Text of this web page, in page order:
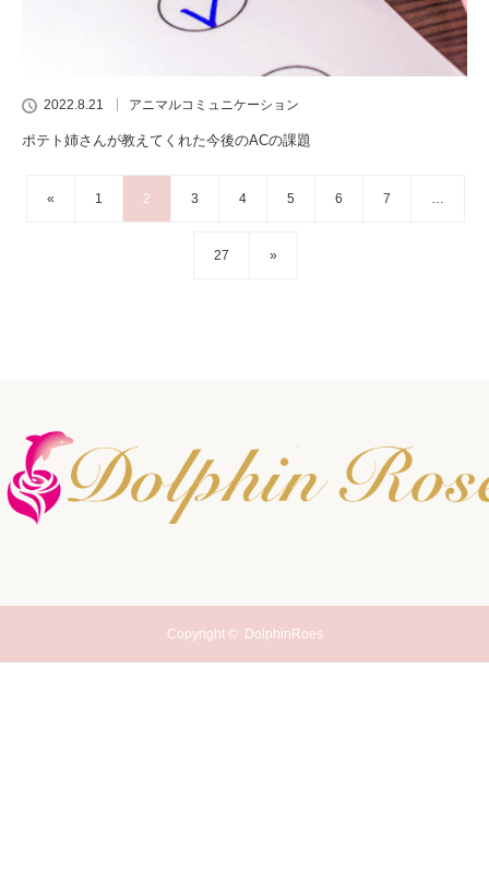
2022.8.21 アニマルコミュニケーション
ポテト姉さんが教えてくれた今後のACの課題
« 1 2 3 4 5 6 7 …
27 »
Copyright © DolphinRoes